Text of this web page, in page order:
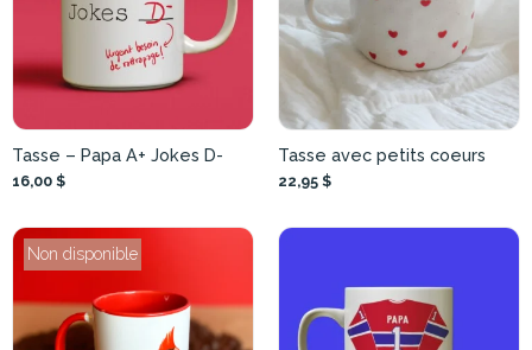
Tasse – Papa A+ Jokes D-
16,00 $
Tasse avec petits coeurs
22,95 $
Non disponible